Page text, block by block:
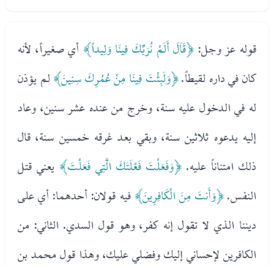
قوله عز وجل: ﴿قَاَلَ أَلَمْ نُرَبِّكَ فِينَا وَلِيداً﴾ أي صغيراً، لأنه
كان في داره لقيطاً.﴿وَلَبِثْتَ فِينَا مِنْ عُمُرِكَ سِنِينَ﴾لم يؤذن
له في الدخول عليه سنة، وخرج من عنده عشر سنين، وعاد
إليه يدعوه ثلاثين سنة، وبقي بعد غرقه خمسين سنة، قال
ذلك امتناناً عليه. ﴿وَفَعَلْتَ فَعْلَتَكَ الَّتِي فَعَلْتَ﴾ يعني قتل
النفس.﴿وَأَنتَ مِنَ الْكَافِرِينَ﴾فيه قولان: أحدهما: أي على
ديننا الذي لا تقول إنه كفر، وهو قول السدي. الثاني: من
الكافرين لإحساني إليك وفضلي عليك، وهذا قول محمد بن